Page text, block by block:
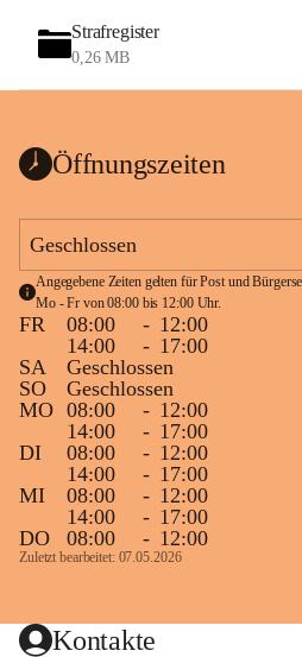
Strafregister
0,26 MB
Öffnungszeiten
Geschlossen
Angegebene Zeiten gelten für Post und
Mo - Fr von 08:00 bis 12:00 Uhr.
FR 08:00 - 12:00
14:00
- 17:00
SA
Geschlossen
SO
Geschlossen
MO 08:00 - 12:00
14:00
- 17:00
DI
08:00 - 12:00
14:00
- 17:00
MI
08:00 - 12:00
14:00
- 17:00
DO
08:00 - 12:00
Zuletzt bearbeitet: 07.05.2026
Kontakte